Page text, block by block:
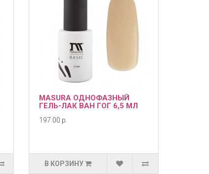
MASURA ОДНОФАЗНЫЙ
ГЕЛЬ-ЛАК ВАН ГОГ 6,5 МЛ
197.00 р.
В КОРЗИНУ